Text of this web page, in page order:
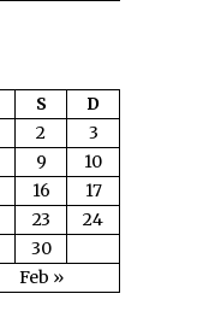
S D
Feb »
2
3
9
10
16
17
23
24
30